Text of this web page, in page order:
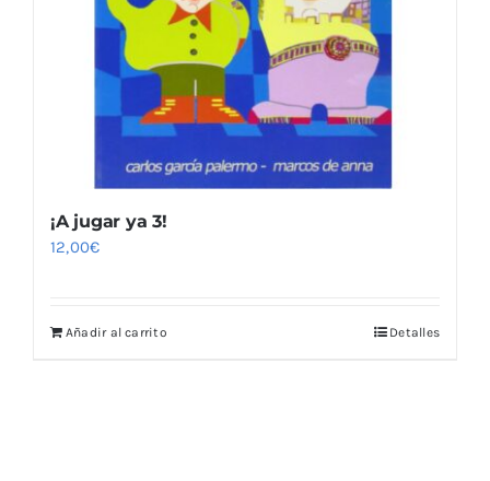
¡A jugar ya 3!
12,00€
Añadir al carrito Detalles